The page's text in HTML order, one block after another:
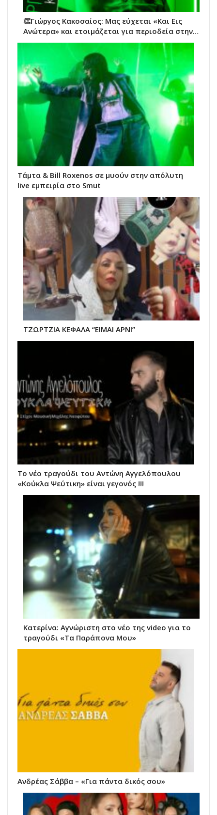
👏Γιώργος Κακοσαίος: Μας εύχεται «Και Εις
Ανώτερα» και ετοιμάζεται για περιοδεία στην…
Τάμτα & Bill Roxenos σε μυούν στην απόλυτη
live εμπειρία στο Smut
ΤΖΩΡΤΖΙΑ ΚΕΦΑΛΑ “ΕΙΜΑΙ ΑΡΝΙ”
Το νέο τραγούδι του Αντώνη Αγγελόπουλου
«Κούκλα Ψεύτικη» είναι γεγονός !!!
Κατερίνα: Αγνώριστη στο νέο της video για το
τραγούδι «Τα Παράπονα Μου»
Ανδρέας Σάββα – «Για πάντα δικός σου»